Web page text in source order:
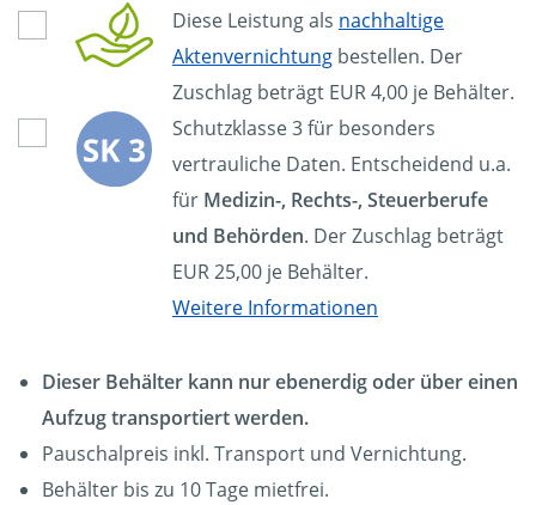
Diese Leistung als nachhaltige
Aktenvernichtung bestellen. Der
Zuschlag beträgt EUR 4,00 je Behälter.
Schutzklasse 3 für besonders
vertrauliche Daten. Entscheidend u.a.
für Medizin-, Rechts-, Steuerberufe
und Behörden. Der Zuschlag beträgt
EUR 25,00 je Behälter.
Weitere Informationen
Dieser Behälter kann nur ebenerdig oder über einen
Aufzug transportiert werden.
Pauschalpreis inkl. Transport und Vernichtung.
Behälter bis zu 10 Tage mietfrei.